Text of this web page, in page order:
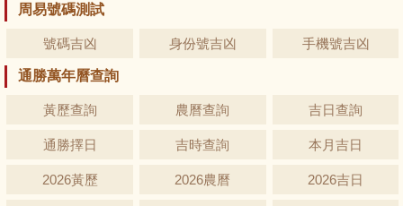
周易號碼測試
號碼吉凶 身份號吉凶 手機號吉凶
通勝萬年曆查詢
黃歷查詢 農曆查詢 吉日查詢
通勝擇日 吉時查詢 本月吉日
2026黃歷 2026農曆 2026吉日